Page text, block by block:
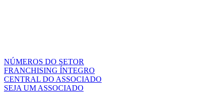
NÚMEROS DO SETOR
FRANCHISING ÍNTEGRO
CENTRAL DO ASSOCIADO
SEJA UM ASSOCIADO